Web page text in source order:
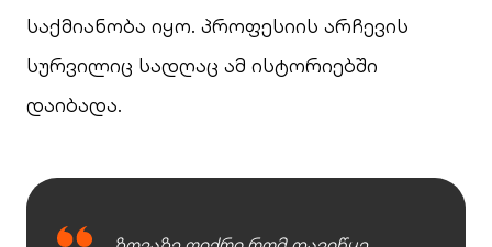
საქმიანობა იყო. პროფესიის არჩევის
სურვილიც სადღაც ამ ისტორიებში
დაიბადა.